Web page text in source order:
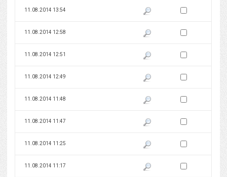
11.08.2014 13:54 Pokaż podgląd wersji z dnia
Zaznacz wersję do
11.08.2014 12:58 Pokaż podgląd wersji z dnia
Zaznacz wersję do
11.08.2014 12:51 Pokaż podgląd wersji z dnia
Zaznacz wersję do
11.08.2014 12:49 Pokaż podgląd wersji z dnia
Zaznacz wersję do
11.08.2014 11:48 Pokaż podgląd wersji z dnia
Zaznacz wersję do
11.08.2014 11:47 Pokaż podgląd wersji z dnia
Zaznacz wersję do
11.08.2014 11:25 Pokaż podgląd wersji z dnia
Zaznacz wersję do
11.08.2014 11:17 Pokaż podgląd wersji z dnia
Zaznacz wersję do